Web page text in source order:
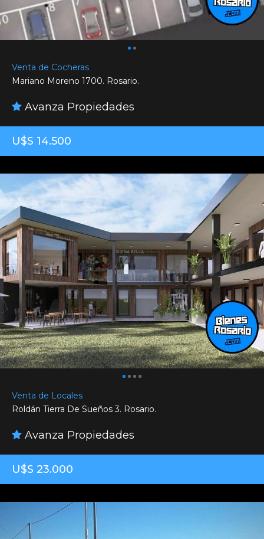
Venta de Cocheras
Mariano Moreno 1700. Rosario.
Avanza Propiedades
U$S 14.500
Venta de Locales
Roldán Tierra De Sueños 3. Rosario.
Avanza Propiedades
U$S 23.000